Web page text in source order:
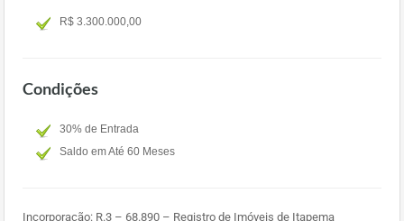
R$ 3.300.000,00
Condições
30% de Entrada
Saldo em Até 60 Meses
Incorporação: R.3 – 68.890 – Registro de Imóveis de Itapema